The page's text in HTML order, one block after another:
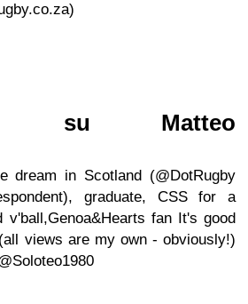
su Matteo
dream in Scotland (@DotRugby
graduate, CSS for a
v'ball,Genoa&Hearts fan It's good
views are my own - obviously!)